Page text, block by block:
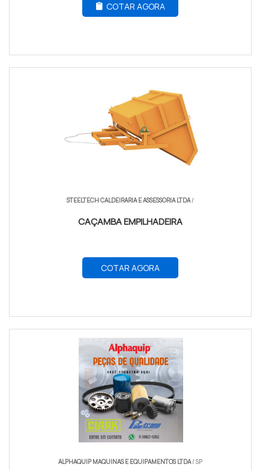
COTAR AGORA
STEELTECH CALDEIRARIA E ASSESSORIA LTDA/
CAÇAMBA EMPILHADEIRA
COTAR AGORA
ALPHAQUIP MAQUINAS E EQUIPAMENTOS LTDA/ SP